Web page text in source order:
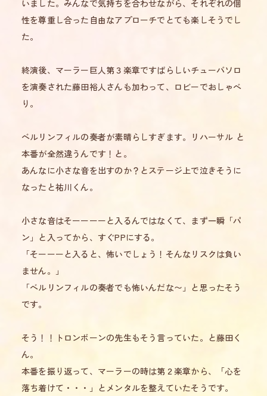
いました。みんなで気持ちを合わせながら、それぞれの個
性を尊重し合った自由なアプローチでとても楽しそうでし
た。
終演後、マーラー巨人第３楽章ですばらしいチューバソロ
を演奏された藤田裕人さんも加わって、ロビーでおしゃべ
り。
ベルリンフィルの奏者が素晴らしすぎます。リハーサル と
本番が全然違うんです！と。
あんなに小さな音を出すのか？とステージ上で泣きそうに
なったと祐川くん。
小さな音はそーーーーと入るんではなくて、まず一瞬「パ
ン」と入ってから、すぐPPにする。
「そーーーと入ると、怖いでしょう！そんなリスクは負い
ません。」
「ベルリンフィルの奏者でも怖いんだな〜」と思ったそう
です。
そう！！トロンボーンの先生もそう言っていた。と藤田く
ん。
本番を振り返って、マーラーの時は第２楽章から、「心を
落ち着けて・・・」とメンタルを整えていたそうです。